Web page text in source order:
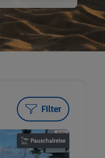
Filter
Pauschalreise